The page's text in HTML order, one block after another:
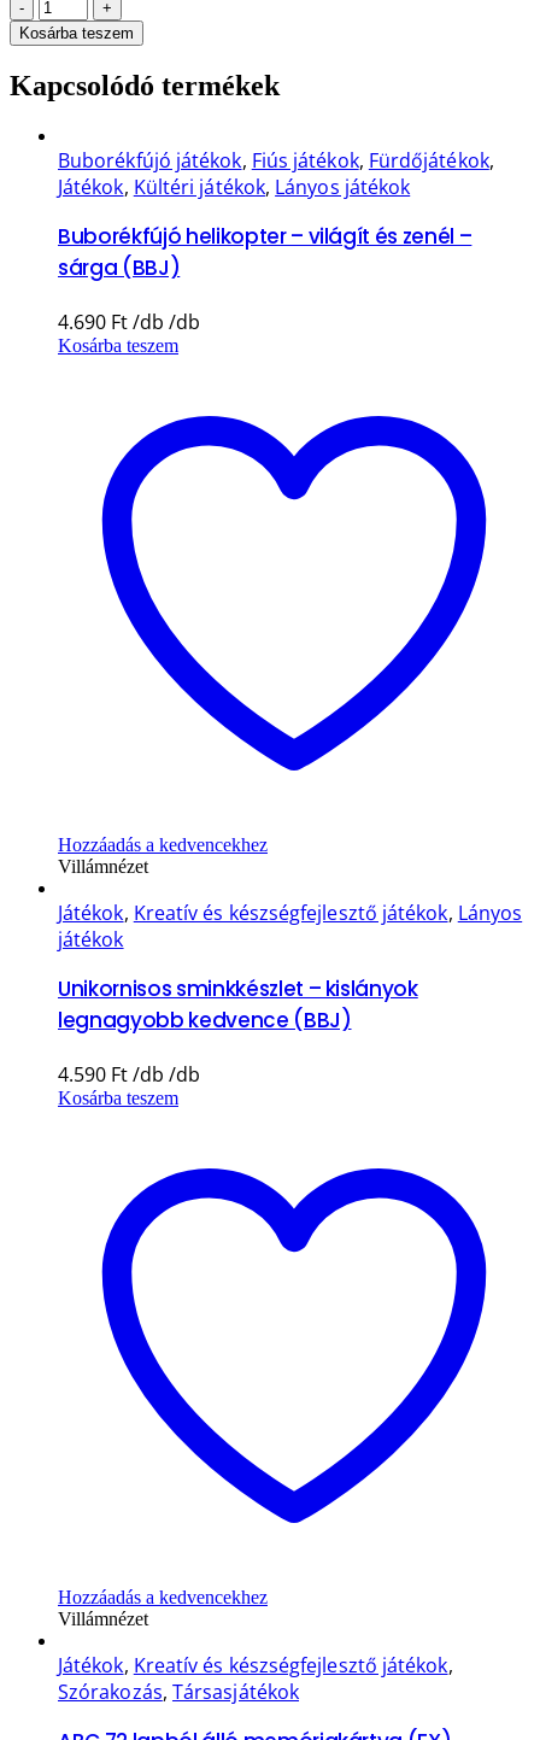
-
+
Kosárba teszem
Kapcsolódó termékek
Buborékfújó játékok, Fiús játékok, Fürdőjátékok,
Játékok, Kültéri játékok, Lányos játékok
Buborékfújó helikopter – világít és zenél –
sárga (BBJ)
4.690 Ft
Kosárba teszem
Hozzáadás a kedvencekhez
Villámnézet
Játékok, Kreatív és készségfejlesztő játékok, Lányos
játékok
Unikornisos sminkkészlet – kislányok
legnagyobb kedvence (BBJ)
4.590 Ft
Kosárba teszem
Hozzáadás a kedvencekhez
Villámnézet
Játékok, Kreatív és készségfejlesztő játékok,
Szórakozás, Társasjátékok